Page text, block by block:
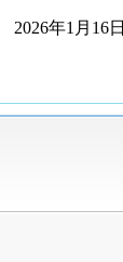
2026年1 月 16日